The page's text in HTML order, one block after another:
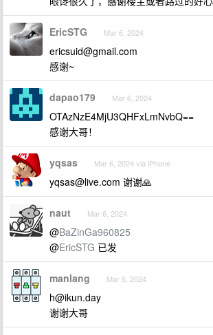
EricSTG Mar 6, 2024
ericsuid@gmail.com
感谢~
dapao179 Mar 6, 2024
OTAzNzE4MjU3QHFxLmNvbQ==
感谢大哥！
yqsas Mar 6, 2024 via iPhone
yqsas@live.com 谢谢🙏
naut Mar 6, 2024
@BaZinGa960825
@EricSTG 已发
manlang Mar 6, 2024
h@ikun.day
谢谢大哥